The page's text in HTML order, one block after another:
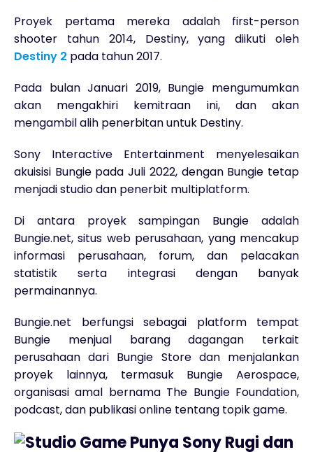
Proyek pertama mereka adalah first-person
shooter tahun 2014, Destiny, yang diikuti oleh
Destiny 2 pada tahun 2017.
Pada bulan Januari 2019, Bungie mengumumkan
akan mengakhiri kemitraan ini, dan akan
mengambil alih penerbitan untuk Destiny.
Sony Interactive Entertainment menyelesaikan
akuisisi Bungie pada Juli 2022, dengan Bungie tetap
menjadi studio dan penerbit multiplatform.
Di antara proyek sampingan Bungie adalah
Bungie.net, situs web perusahaan, yang mencakup
informasi perusahaan, forum, dan pelacakan
statistik serta integrasi dengan banyak
permainannya.
Bungie.net berfungsi sebagai platform tempat
Bungie menjual barang dagangan terkait
perusahaan dari Bungie Store dan menjalankan
proyek lainnya, termasuk Bungie Aerospace,
organisasi amal bernama The Bungie Foundation,
podcast, dan publikasi online tentang topik game.